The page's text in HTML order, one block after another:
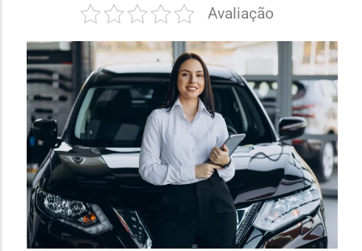
Avaliação